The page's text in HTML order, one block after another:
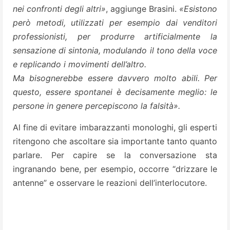
nei confronti degli altri», aggiunge Brasini. «Esistono
però metodi, utilizzati per esempio dai venditori
professionisti, per produrre artificialmente la
sensazione di sintonia, modulando il tono della voce
e replicando i movimenti dell’altro.
Ma bisognerebbe essere davvero molto abili. Per
questo, essere spontanei è decisamente meglio: le
persone in genere percepiscono la falsità».
Al fine di evitare imbarazzanti monologhi, gli esperti
ritengono che ascoltare sia importante tanto quanto
parlare. Per capire se la conversazione sta
ingranando bene, per esempio, occorre “drizzare le
antenne” e osservare le reazioni dell’interlocutore.